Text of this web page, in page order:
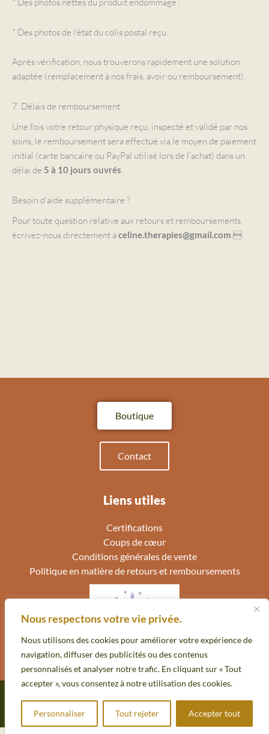
Nous respectons votre vie privée.
Nous utilisons des cookies pour améliorer votre expérience de
navigation, diffuser des publicités ou des contenus
personnalisés et analyser notre trafic. En cliquant sur « Tout
accepter », vous consentez à notre utilisation des cookies.
Personnaliser Tout rejeter Accepter tout
* Des photos de l’état du colis postal reçu.
Après vérification, nous trouverons rapidement une solution
adaptée (remplacement à nos frais, avoir ou remboursement).
7. Délais de remboursement
Une fois votre retour physique reçu, inspecté et validé par nos
soins, le remboursement sera effectué via le moyen de paiement
initial (carte bancaire ou PayPal utilisé lors de l’achat) dans un
délai de 5 à 10 jours ouvrés.
Besoin d’aide supplémentaire ?
Pour toute question relative aux retours et remboursements,
écrivez-nous directement àceline.therapies@gmail.com .
Liens utiles
Certifications
Coups de cœur
Conditions générales de vente
Politique en matière de retours et remboursements
Boutique
Contact
par Optysweb